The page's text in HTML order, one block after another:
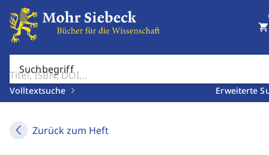
Suchbegriff
Volltextsuche Erweiterte
shopping_cart
Zurück zum Heft